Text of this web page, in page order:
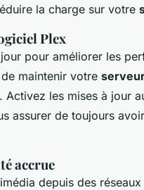
la charge sur votre
Plex
pour améliorer les
maintenir votre
les mises à jour
assurer de toujours
accrue
depuis des